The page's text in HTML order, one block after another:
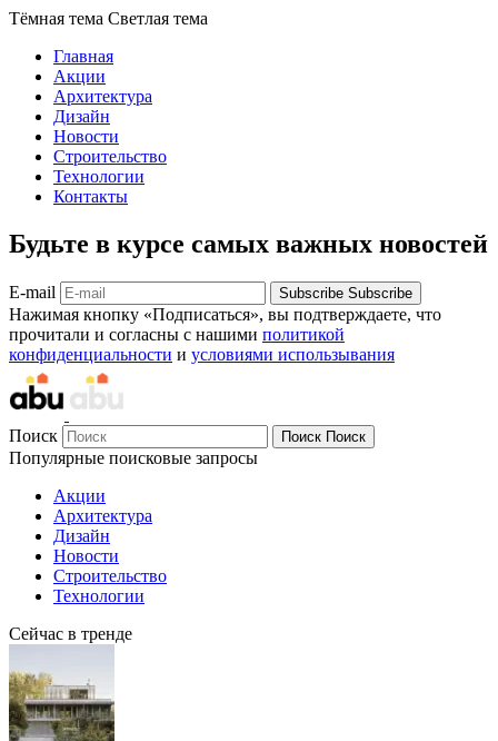
Тёмная тема Светлая тема
Главная
Акции
Архитектура
Дизайн
Новости
Строительство
Технологии
Контакты
Будьте в курсе самых важных новостей
E-mail Subscribe Subscribe
Нажимая кнопку «Подписаться», вы подтверждаете, что
прочитали и согласны с нашими политикой
конфиденциальности и условиями использывания
Поиск Поиск Поиск
Популярные поисковые запросы
Акции
Архитектура
Дизайн
Новости
Строительство
Технологии
Сейчас в тренде